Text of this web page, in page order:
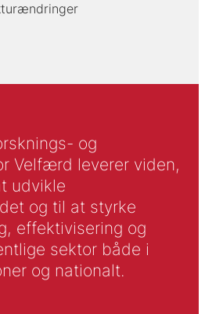
og
Velfærd leverer viden,
udvikle
og til at styrke
effektivisering og
sektor både i
og nationalt.